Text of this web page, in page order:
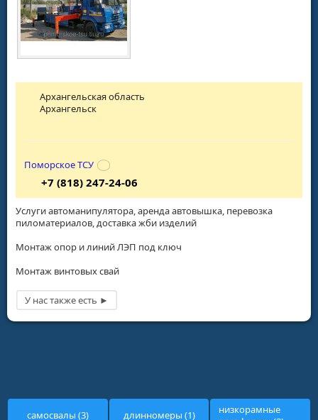
Услуги автоманипулятора, аренда автовышка, перевозка
пиломатериалов, доставка жби изделий
Монтаж опор и линий ЛЭП под ключ
Монтаж винтовых свай
Архангельская область
Архангельск
Поморское ТСУ
+7 (818) 247-24-06
самосвалы (3) длинномеры (1)
низкорамные